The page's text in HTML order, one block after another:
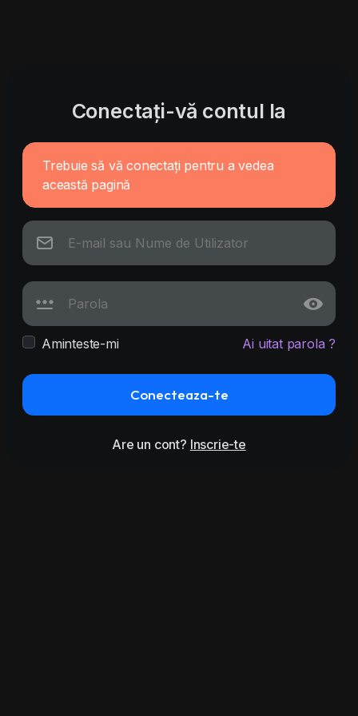
Conectați-vă contul la
Trebuie să vă conectați pentru a vedea
această pagină
Aminteste-mi Ai uitat parola ?
Conecteaza-te
Are un cont? Inscrie-te